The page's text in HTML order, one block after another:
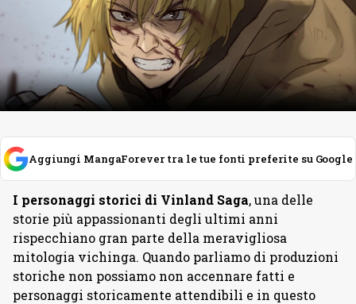
Aggiungi MangaForever tra le tue fonti preferite su Google
I personaggi storici di Vinland Saga, una delle
storie più appassionanti degli ultimi anni
rispecchiano gran parte della meravigliosa
mitologia vichinga. Quando parliamo di produzioni
storiche non possiamo non accennare fatti e
personaggi storicamente attendibili e in questo